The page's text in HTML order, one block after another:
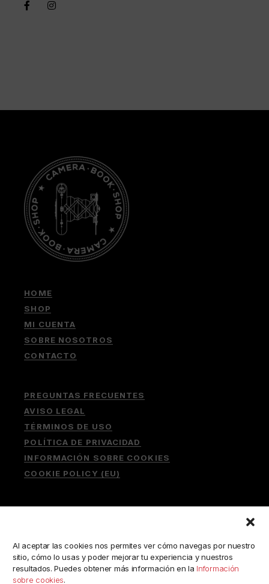
Al aceptar las cookies nos permites ver cómo navegas por nuestro
sitio, cómo lo usas y poder mejorar tu experiencia y nuestros
resultados. Puedes obtener más información en la Información
sobre cookies.
HOME
SHOP
MI CUENTA
SOBRE NOSOTROS
CONTACTO
PREGUNTAS FRECUENTES
AVISO LEGAL
TÉRMINOS DE USO
POLÍTICA DE PRIVACIDAD
INFORMACIÓN SOBRE COOKIES
COOKIE POLICY (EU)
Buscar: